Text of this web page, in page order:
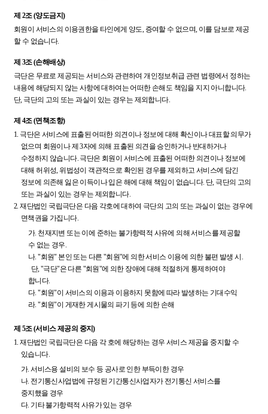
제 2조 (양도금지)
회원이 서비스의 이용권한을 타인에게 양도, 증여할 수 없으며, 이를 담보로 제공
할 수 없습니다.
제 3조 (손해배상)
극단은 무료로 제공되는 서비스와 관련하여 개인정보취급 관련 법령에서 정하는
내용에 해당되지 않는 사항에 대하여는 어떠한 손해도 책임을 지지 아니합니다.
단, 극단의 고의 또는 과실이 있는 경우는 제외합니다.
제 4조 (면책조항)
1. 극단은 서비스에 표출된 어떠한 의견이나 정보에 대해 확신이나 대표할 의무가
없으며 회원이나 제 3자에 의해 표출된 의견을 승인하거나 반대하거나
수정하지 않습니다. 극단은 회원이 서비스에 표출된 어떠한 의견이나 정보에
대해 허위성, 위법성이 객관적으로 확인된 경우를 제외하고 서비스에 담긴
정보에 의존해 잃은 이득이나 입은 해에 대해 책임이 없습니다. 단, 극단의 고의
또는 과실이 있는 경우는 제외합니다.
2. 재단법인 국립극단은 다음 각호에 대하여 극단의 고의 또는 과실이 없는 경우에
면책권을 가집니다.
가. 천재지변 또는 이에 준하는 불가항력적 사유에 의해 서비스를 제공할
수 없는 경우.
나. "회원" 본인 또는 다른 "회원"에 의한 서비스 이용에 의한 불편 발생 시.
단, "극단"은 다른 "회원"에 의한 장애에 대해 적절하게 통제하여야
합니다.
다. "회원"이 서비스의 이용과 이용하지 못함에 따라 발생하는 기대수익
라. "회원"이 게재한 게시물의 파기 등에 의한 손해
제 5조 (서비스 제공의 중지)
1. 재단법인 국립극단은 다음 각 호에 해당하는 경우 서비스 제공을 중지할 수
있습니다.
가. 서비스용 설비의 보수 등 공사로 인한 부득이한 경우
나. 전기통신사업법에 규정된 기간통신사업자가 전기통신 서비스를
중지했을 경우
다. 기타 불가항력적 사유가 있는 경우